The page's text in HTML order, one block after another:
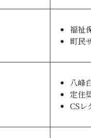
福祉
町民
八峰
定住
CSレ